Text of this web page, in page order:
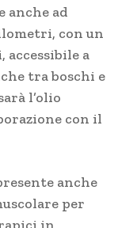
anche ad
con un
a
tra boschi e
l’olio
con il
anche
per